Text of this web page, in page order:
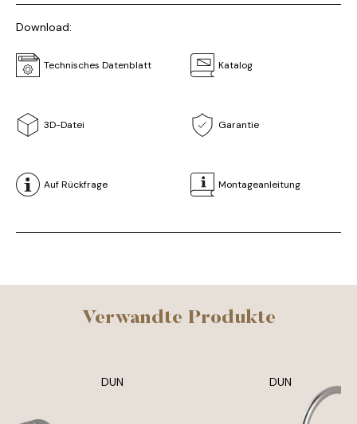
Download:
Technisches Datenblatt Katalog
3D-Datei Garantie
Auf Rückfrage Montageanleitung
Verwandte Produkte
DUN DUN